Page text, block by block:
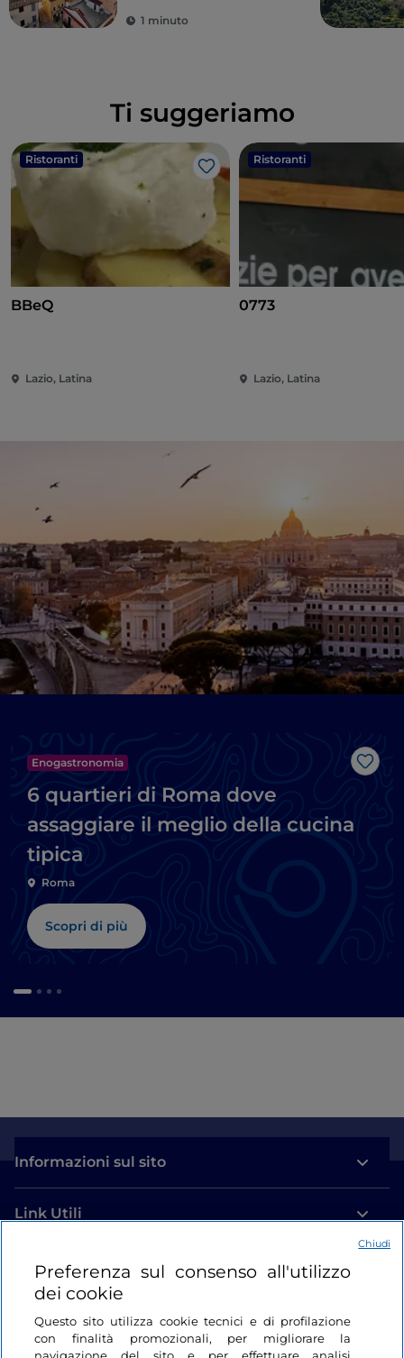
1 minuto
Ti suggeriamo
Ristoranti
Like
BBeQ
Lazio, Latina
Ristoranti
0773
Lazio, Latina
Like
Enogastronomia
6 quartieri di Roma dove
assaggiare il meglio della cucina
tipica
Roma
Scopri di più
Informazioni sul sito
Link Utili
Login
Restiamo in contatto
Preferenza sul consenso all'utilizzo
dei cookie
Questo sito utilizza cookie tecnici e di profilazione
con finalità promozionali, per migliorare la
Chiudi